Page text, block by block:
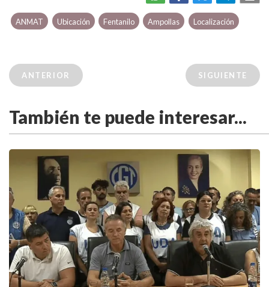
ANMAT Ubicación Fentanilo Ampollas Localización
ANTERIOR SIGUIENTE
También te puede interesar...